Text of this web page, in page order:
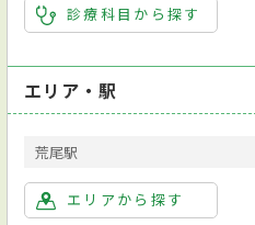
診療科目から探す
エリア・駅
荒尾駅
エリアから探す